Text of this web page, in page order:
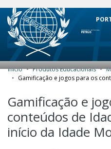
BRAZIL
Simplifique!
Comunica BR
Participe
Acesso à informação
Canais
COMUNIDADES E COLEÇÕES
NAVEGAR
ESTATÍSTICAS
SOBRE
Início Produtos Educacionais
Gamificação e
conteúdos de
início da Idade